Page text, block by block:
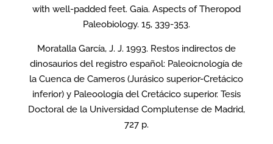
with well-padded feet. Gaia. Aspects of Theropod
Paleobiology. 15, 339-353.
Moratalla García, J. J. 1993. Restos indirectos de
dinosaurios del registro español: Paleoicnología de
la Cuenca de Cameros (Jurásico superior-Cretácico
inferior) y Paleoología del Cretácico superior. Tesis
Doctoral de la Universidad Complutense de Madrid,
727 p.